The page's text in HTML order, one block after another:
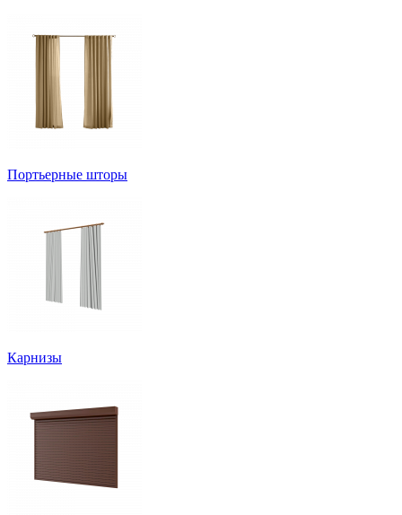
Портьерные шторы
Карнизы